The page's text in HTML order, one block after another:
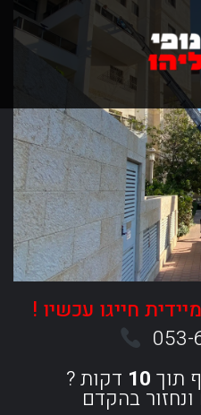
חייגו עכשיו !
053-
תוך 10 דקות ?
בהקדם